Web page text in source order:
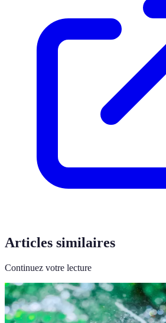
Articles similaires
Continuez votre lecture